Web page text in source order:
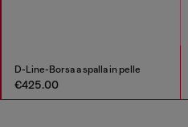
D-Line-Borsa a spalla in pelle
€425.00